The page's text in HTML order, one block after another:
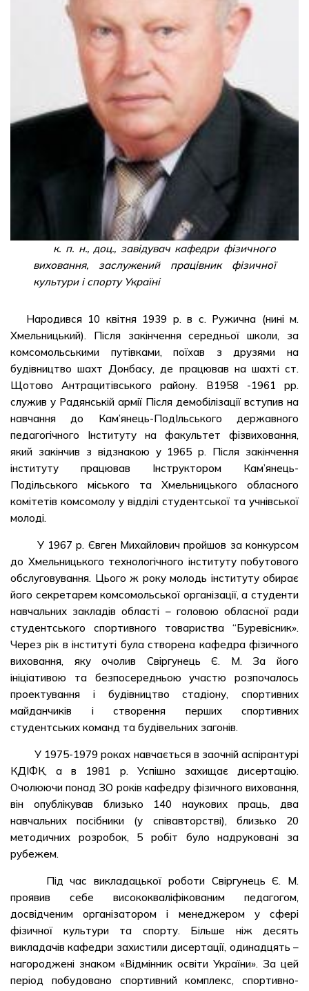
к. п. н., доц., завідувач кафедри фізичного
виховання, заслужений працівник фізичної
культури і спорту Україні
Народився 10 квітня 1939 р. в с. Ружична (нині м.
Хмельницький). Після закінчення середньої школи, за
комсомольськими путівками, поїхав з друзями на
будівництво шахт Донбасу, де працював на шахті ст.
Щотово Антрацитівського району. В1958 -1961 рр.
служив у Радянській армії Після демобілізації вступив на
навчання до Кам’янець-ПодІльського державного
педагогічного Інституту на факультет фізвиховання,
який закінчив з відзнакою у 1965 р. Після закінчення
інституту працював Інструктором Кам’янець-
Подільського міського та Хмельницького обласного
комітетів комсомолу у відділі студентської та учнівської
молоді.
У 1967 р. Євген Михайлович пройшов за конкурсом
до Хмельницького технологічного інституту побутового
обслуговування. Цього ж року молодь інституту обирає
його секретарем комсомольської організації, а студенти
навчальних закладів області – головою обласної ради
студентського спортивного товариства “Буревісник».
Через рік в інституті була створена кафедра фізичного
виховання, яку очолив Свіргунець Є. М. За його
ініціативою та безпосередньою участю розпочалось
проектування і будівництво стадіону, спортивних
майданчиків і створення перших спортивних
студентських команд та будівельних загонів.
У 1975-1979 роках навчається в заочній аспірантурі
КДІФК, а в 1981 р. Успішно захищає дисертацію.
Очолюючи понад ЗО років кафедру фізичного виховання,
він опублікував близько 140 наукових праць, два
навчальних посібники (у співавторстві), близько 20
методичних розробок, 5 робіт було надруковані за
рубежем.
Під час викладацької роботи Свіргунець Є. М.
проявив себе висококваліфікованим педагогом,
досвідченим організатором і менеджером у сфері
фізичної культури та спорту. Більше ніж десять
викладачів кафедри захистили дисертації, одинадцять –
нагороджені знаком «Відмінник освіти України». За цей
період побудовано спортивний комплекс, спортивно-